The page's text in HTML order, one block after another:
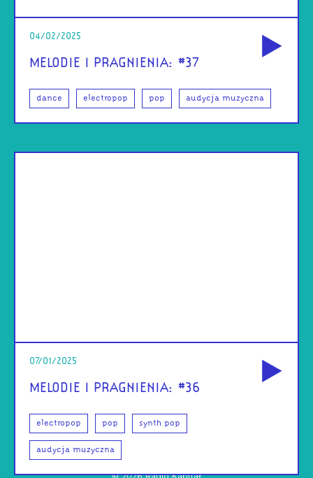
04/02/2025
MELODIE I PRAGNIENIA: #37
dance electropop pop audycja muzyczna
07/01/2025
MELODIE I PRAGNIENIA: #36
electropop pop synth pop
audycja muzyczna
©2026 Radio Kapitał